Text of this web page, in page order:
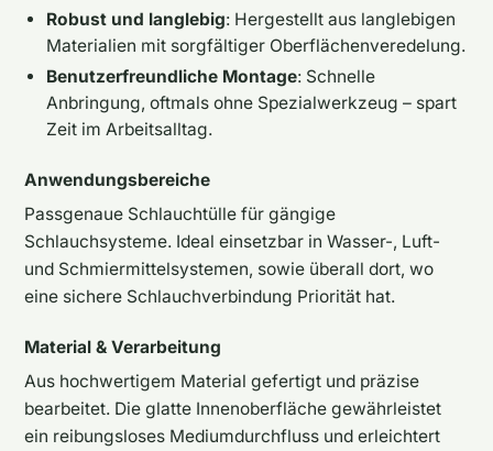
Robust und langlebig: Hergestellt aus langlebigen
Materialien mit sorgfältiger Oberflächenveredelung.
Benutzerfreundliche Montage: Schnelle
Anbringung, oftmals ohne Spezialwerkzeug – spart
Zeit im Arbeitsalltag.
Anwendungsbereiche
Passgenaue Schlauchtülle für gängige
Schlauchsysteme. Ideal einsetzbar in Wasser-, Luft-
und Schmiermittelsystemen, sowie überall dort, wo
eine sichere Schlauchverbindung Priorität hat.
Material & Verarbeitung
Aus hochwertigem Material gefertigt und präzise
bearbeitet. Die glatte Innenoberfläche gewährleistet
ein reibungsloses Mediumdurchfluss und erleichtert